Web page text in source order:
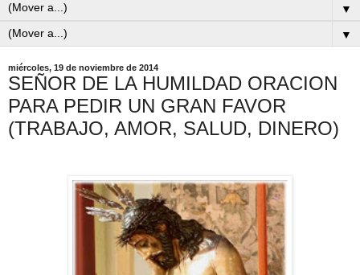
▼
▼
miércoles, 19 de noviembre de 2014
SEÑOR DE LA HUMILDAD ORACION
PARA PEDIR UN GRAN FAVOR
(TRABAJO, AMOR, SALUD, DINERO)